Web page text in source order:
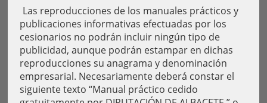
Las reproducciones de los manuales prácticos y
publicaciones informativas efectuadas por los
cesionarios no podrán incluir ningún tipo de
publicidad, aunque podrán estampar en dichas
reproducciones su anagrama y denominación
empresarial. Necesariamente deberá constar el
siguiente texto “Manual práctico cedido